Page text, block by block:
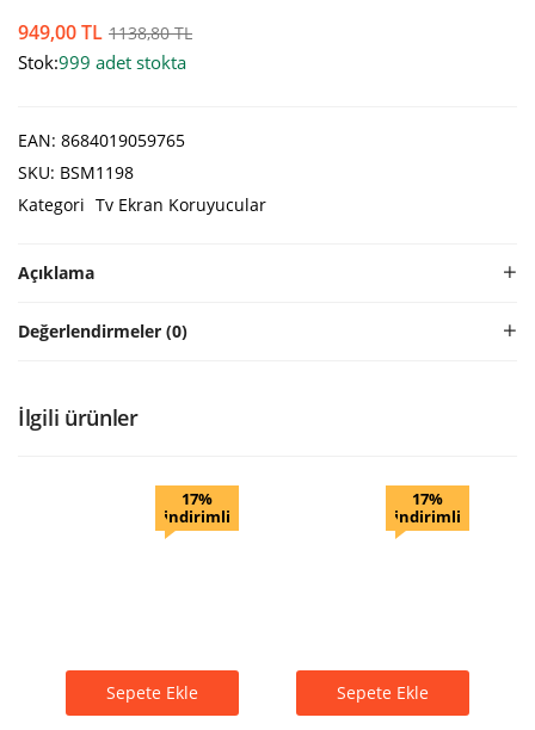
949,00TL 1138,80TL
Stok:999 adet stokta
EAN: 8684019059765
SKU: BSM1198
Kategori Tv Ekran Koruyucular
Açıklama
Değerlendirmeler (0)
İlgili ürünler
17%
indirimli
Sepete Ekle
17%
indirimli
Sepete Ekle